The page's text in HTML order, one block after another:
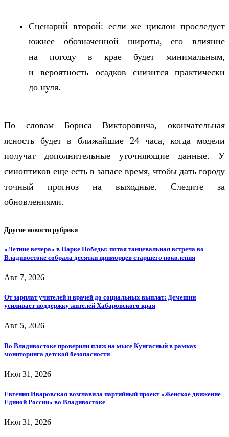
Сценарий второй: если же циклон проследует
южнее обозначенной широты, его влияние
на погоду в крае будет минимальным,
и вероятность осадков снизится практически
до нуля.
По словам Бориса Викторовича, окончательная
ясность будет в ближайшие 24 часа, когда модели
получат дополнительные уточняющие данные. У
синоптиков еще есть в запасе время, чтобы дать городу
точный прогноз на выходные. Следите за
обновлениями.
Другие новости рубрики
«Летние вечера» в Парке Победы: пятая танцевальная встреча во
Владивостоке собрала десятки приморцев старшего поколения
Авг 7, 2026
От зарплат учителей и врачей до социальных выплат: Демешин
усиливает поддержку жителей Хабаровского края
Авг 5, 2026
Во Владивостоке проверили пляж на мысе Кунгасный в рамках
мониторинга детской безопасности
Июл 31, 2026
Евгения Иваровская возглавила партийный проект «Женское движение
Единой России» во Владивостоке
Июл 31, 2026